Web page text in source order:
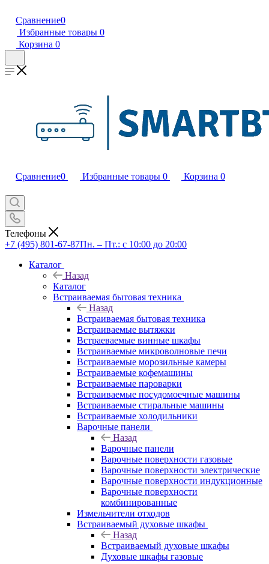
Сравнение0
Избранные товары 0
Корзина 0
Сравнение0 Избранные товары 0 Корзина 0
Телефоны
+7 (495) 801-67-87Пн. – Пт.: с 10:00 до 20:00
Каталог
Назад
Каталог
Встраиваемая бытовая техника
Назад
Встраиваемая бытовая техника
Встраиваемые вытяжки
Встраеваемые винные шкафы
Встраиваемые микроволновые печи
Встраиваемые морозильные камеры
Встраиваемые кофемашины
Встраиваемые пароварки
Встраиваемые посудомоечные машины
Встраиваемые стиральные машины
Встраиваемые холодильники
Варочные панели
Назад
Варочные панели
Варочные поверхности газовые
Варочные поверхности электрические
Варочные поверхности индукционные
Варочные поверхности
комбинированные
Измельчители отходов
Встраиваемый духовые шкафы
Назад
Встраиваемый духовые шкафы
Духовые шкафы газовые